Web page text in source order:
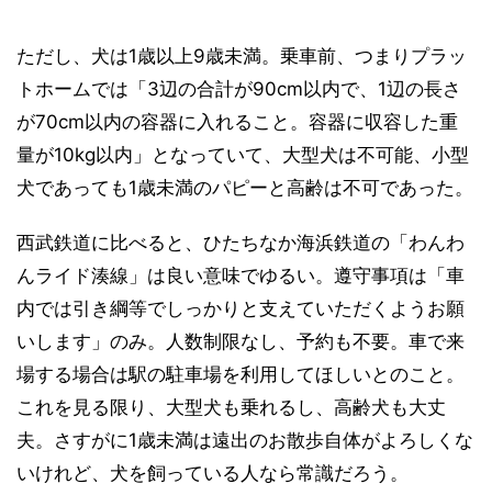
ただし、犬は1歳以上9歳未満。乗車前、つまりプラッ
トホームでは「3辺の合計が90cm以内で、1辺の長さ
が70cm以内の容器に入れること。容器に収容した重
量が10kg以内」となっていて、大型犬は不可能、小型
犬であっても1歳未満のパピーと高齢は不可であった。
西武鉄道に比べると、ひたちなか海浜鉄道の「わんわ
んライド湊線」は良い意味でゆるい。遵守事項は「車
内では引き綱等でしっかりと支えていただくようお願
いします」のみ。人数制限なし、予約も不要。車で来
場する場合は駅の駐車場を利用してほしいとのこと。
これを見る限り、大型犬も乗れるし、高齢犬も大丈
夫。さすがに1歳未満は遠出のお散歩自体がよろしくな
いけれど、犬を飼っている人なら常識だろう。